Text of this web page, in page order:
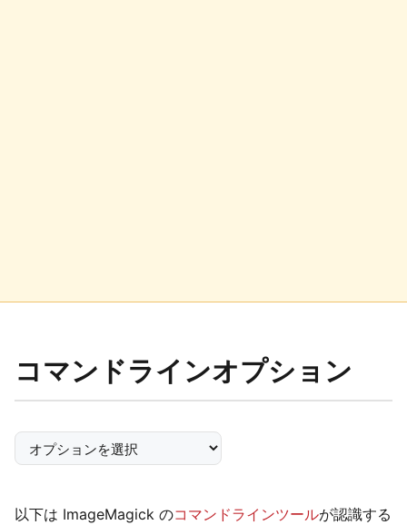
コマンドラインオプション
以下は ImageMagick のコマンドラインツールが認識する